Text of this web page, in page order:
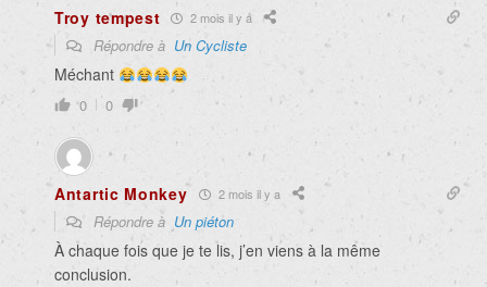
Troy tempest 2 mois il y a
Répondre à Un Cycliste
Méchant
0 0
Antartic Monkey 2 mois il y a
Répondre à Un piéton
À chaque fois que je te lis, j’en viens à la même
conclusion.